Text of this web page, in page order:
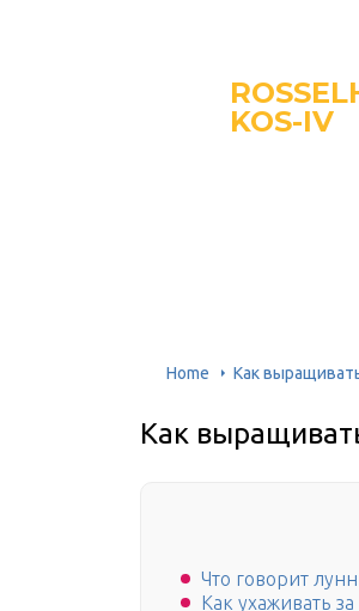
KOS-IV
Home Как
Как
Что говорит
Как ухаживать